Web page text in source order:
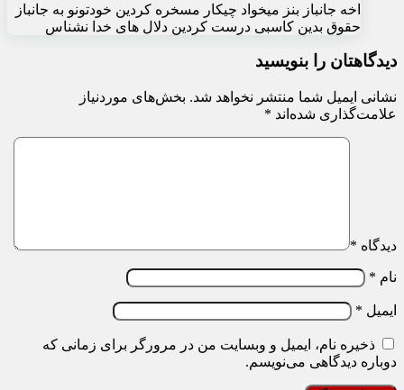
اخه جانباز بنز میخواد چیکار مسخره کردین خودتونو به جانباز
حقوق بدین کاسبی درست کردین دلال های خدا نشناس
دیدگاهتان را بنویسید
نشانی ایمیل شما منتشر نخواهد شد. بخش‌های موردنیاز
علامت‌گذاری شده‌اند *
دیدگاه *
نام *
ایمیل *
ذخیره نام، ایمیل و وبسایت من در مرورگر برای زمانی که
دوباره دیدگاهی می‌نویسم.